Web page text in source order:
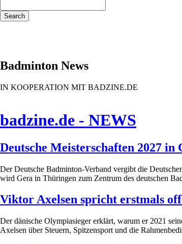
Search
Badminton News
IN KOOPERATION MIT BADZINE.DE
badzine.de - NEWS
Deutsche Meisterschaften 2027 in
Der Deutsche Badminton-Verband vergibt die
wird Gera in Thüringen zum Zentrum des deutschen
Viktor Axelsen spricht erstmals
Der dänische Olympiasieger erklärt, warum er 2021
Axelsen über Steuern, Spitzensport und die